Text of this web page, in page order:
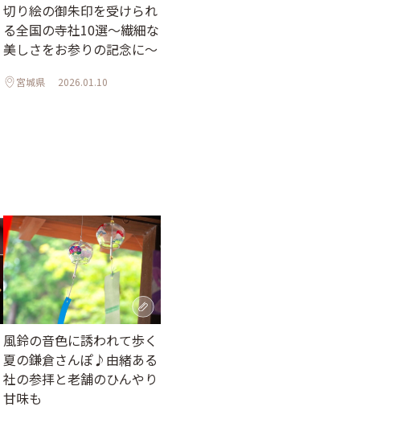
切り絵の御朱印を受けられ
る全国の寺社10選〜繊細な
美しさをお参りの記念に〜
宮城県 2026.01.10
風鈴の音色に誘われて歩く
夏の鎌倉さんぽ♪由緒ある
社の参拝と老舗のひんやり
甘味も